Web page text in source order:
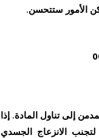
الأمور ستتحسن.
إلى تناول المادة. إذا
الانزعاج الجسدي